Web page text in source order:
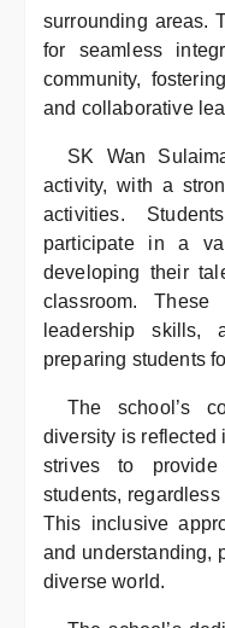
surrounding areas.
for seamless
community,
and collaborative
SK Wan
activity, with a
activities.
participate in a
developing their
classroom. These
leadership skills,
preparing students
The school’s
diversity is reflected
strives to
students,
This inclusive
and understanding,
diverse world.